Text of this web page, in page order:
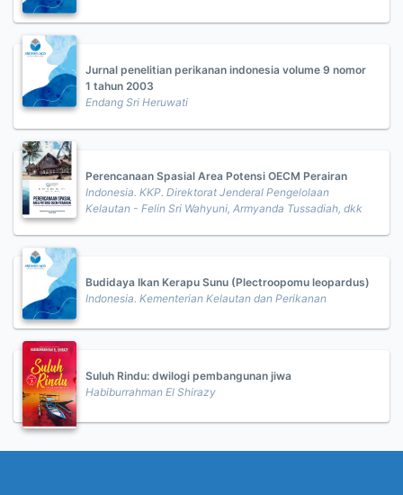
Jurnal penelitian perikanan indonesia volume 9 nomor
1 tahun 2003
Endang Sri Heruwati
Perencanaan Spasial Area Potensi OECM Perairan
Indonesia. KKP. Direktorat Jenderal Pengelolaan
Kelautan - Felin Sri Wahyuni, Armyanda Tussadiah, dkk
Budidaya Ikan Kerapu Sunu (Plectroopomu leopardus)
Indonesia. Kementerian Kelautan dan Perikanan
Suluh Rindu: dwilogi pembangunan jiwa
Habiburrahman El Shirazy